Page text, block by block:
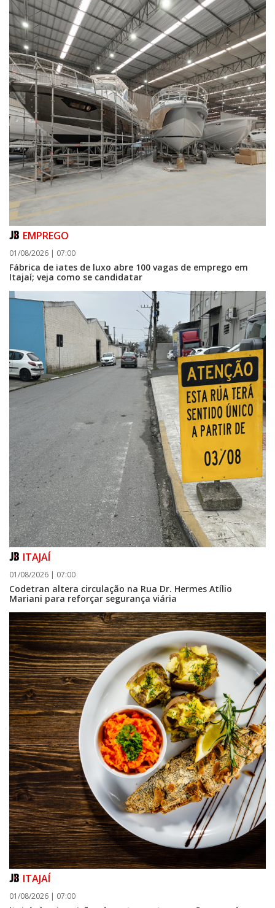
06/08/2026 | 07:00
Camboriú: exposição de arte transforma o Paço Municipal em um espaço
de cultura
EMPREGO
01/08/2026 | 07:00
Fábrica de iates de luxo abre 100 vagas de emprego em
Itajaí; veja como se candidatar
ITAJAÍ
01/08/2026 | 07:00
Codetran altera circulação na Rua Dr. Hermes Atílio
Mariani para reforçar segurança viária
ITAJAÍ
01/08/2026 | 07:00